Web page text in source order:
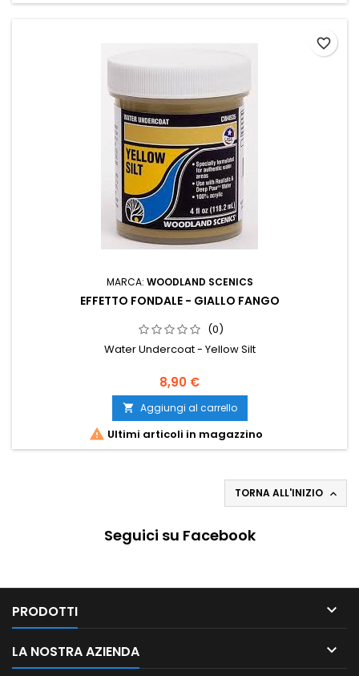
MARCA: WOODLAND SCENICS
EFFETTO FONDALE - GIALLO FANGO
(0)
Water Undercoat - Yellow Silt
8,90 €
 Aggiungi al carrello
 Ultimi articoli in magazzino
favorite_border
TORNA ALL'INIZIO 
Seguici su Facebook
PRODOTTI 
LA NOSTRA AZIENDA 